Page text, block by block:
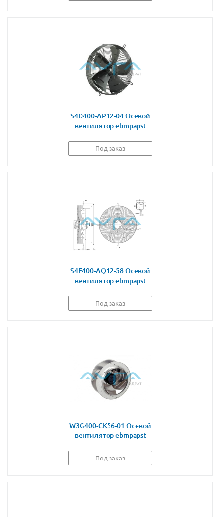
S4D400-AP12-04 Осевой
вентилятор ebmpapst
Под заказ
S4E400-AQ12-58 Осевой
вентилятор ebmpapst
Под заказ
W3G400-CK56-01 Осевой
вентилятор ebmpapst
Под заказ